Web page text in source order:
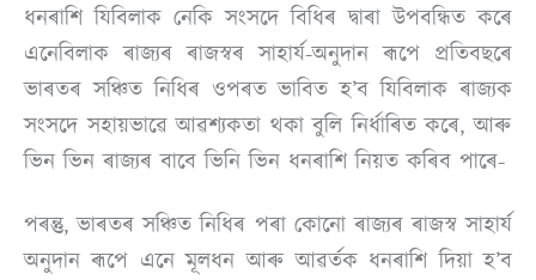
ধনৰাশি যিবিলাক নেকি সংসদে বিধিৰ দ্বাৰা উপবন্ধিত কৰে
এনেবিলাক ৰাজ্যৰ ৰাজস্বৰ সাহাৰ্য-অনুদান ৰূপে প্ৰতিবছৰে
ভাৰতৰ সঞ্চিত নিধিৰ ওপৰত ভাবিত হ’ব যিবিলাক ৰাজ্যক
সংসদে সহায়ভাৱে আৱশ্যকতা থকা বুলি নিৰ্ধাৰিত কৰে, আৰু
ভিন ভিন ৰাজ্যৰ বাবে ভিনি ভিন ধনৰাশি নিয়ত কৰিব পাৰে-
পৰন্তু, ভাৰতৰ সঞ্চিত নিধিৰ পৰা কোনো ৰাজ্যৰ ৰাজস্ব সাহাৰ্য
অনুদান ৰূপে এনে মূলধন আৰু আৱৰ্তক ধনৰাশি দিয়া হ’ব